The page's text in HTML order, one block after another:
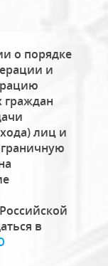
о порядке
и
граждан
лиц и
в